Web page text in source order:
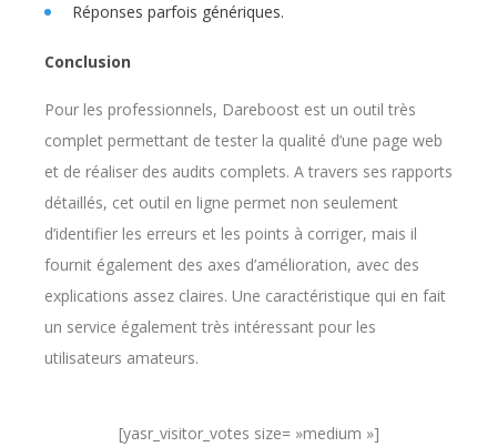
Réponses parfois génériques.
Conclusion
Pour les professionnels, Dareboost est un outil très
complet permettant de tester la qualité d’une page web
et de réaliser des audits complets. A travers ses rapports
détaillés, cet outil en ligne permet non seulement
d’identifier les erreurs et les points à corriger, mais il
fournit également des axes d’amélioration, avec des
explications assez claires. Une caractéristique qui en fait
un service également très intéressant pour les
utilisateurs amateurs.
[yasr_visitor_votes size= »medium »]